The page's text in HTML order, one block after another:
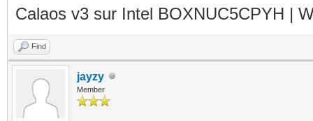
Calaos v3 sur Intel BOXNUC5CPYH |
Find
jayzy
Member